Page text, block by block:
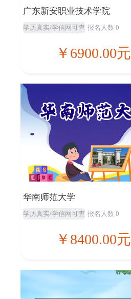
广东新安职业技术学院
学历真实/学信网可查 报名人数 0
￥6900.00元
华南师范大学
学历真实/学信网可查 报名人数 0
￥8400.00元